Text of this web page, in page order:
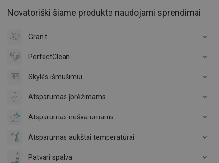
Novatoriški šiame produkte naudojami sprendimai
Granit
PerfectClean
Skylės išmušimui
Atsparumas įbrėžimams
Atsparumas nešvarumams
Atsparumas aukštai temperatūrai
Patvari spalva